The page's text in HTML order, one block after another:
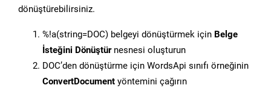
dönüştürebilirsiniz.
%!a(string=DOC) belgeyi dönüştürmek için Belge
İsteğini Dönüştürnesnesi oluşturun
DOC’den dönüştürme için WordsApi sınıfı örneğinin
ConvertDocument yöntemini çağırın